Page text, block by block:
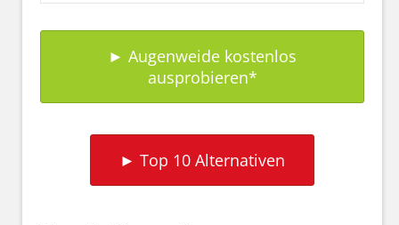
► Augenweide kostenlos
ausprobieren
► Top 10 Alternativen